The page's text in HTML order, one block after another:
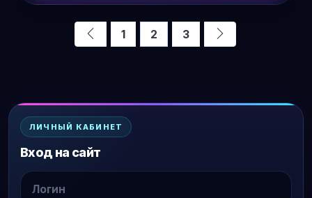
1 2 3
ЛИЧНЫЙ КАБИНЕТ
Вход на сайт